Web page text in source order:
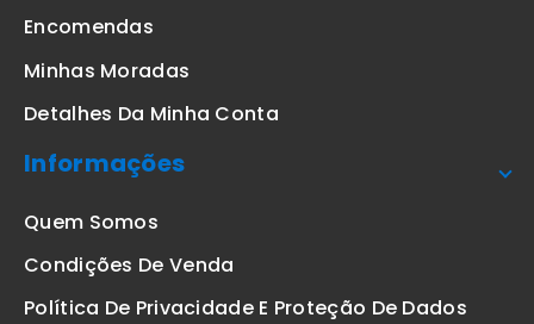
Encomendas
Minhas Moradas
Detalhes Da Minha Conta
Informações
Quem Somos
Condições De Venda
Política De Privacidade E Proteção De Dados